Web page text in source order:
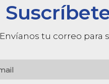
Envíanos tu correo para